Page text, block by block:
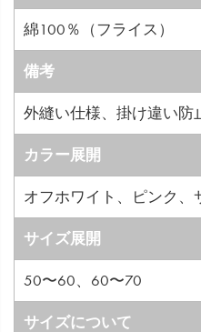
綿100％（フライス）
備考
外縫い仕様、掛け違い防
カラー展開
オフホワイト、ピンク、
サイズ展開
50〜60、60〜70
サイズについて